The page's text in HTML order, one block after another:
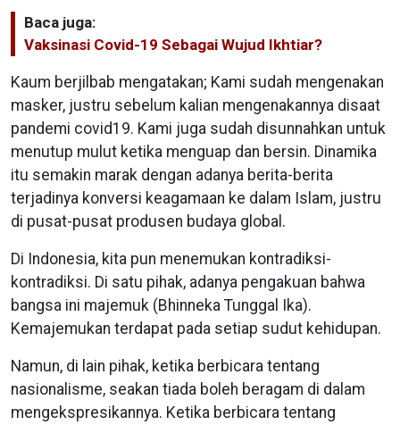
Baca juga:
Vaksinasi Covid-19 Sebagai Wujud Ikhtiar?
Kaum berjilbab mengatakan; Kami sudah mengenakan
masker, justru sebelum kalian mengenakannya disaat
pandemi covid19. Kami juga sudah disunnahkan untuk
menutup mulut ketika menguap dan bersin. Dinamika
itu semakin marak dengan adanya berita-berita
terjadinya konversi keagamaan ke dalam Islam, justru
di pusat-pusat produsen budaya global.
Di Indonesia, kita pun menemukan kontradiksi-
kontradiksi. Di satu pihak, adanya pengakuan bahwa
bangsa ini majemuk (Bhinneka Tunggal Ika).
Kemajemukan terdapat pada setiap sudut kehidupan.
Namun, di lain pihak, ketika berbicara tentang
nasionalisme, seakan tiada boleh beragam di dalam
mengekspresikannya. Ketika berbicara tentang